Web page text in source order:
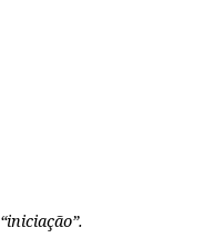
“iniciação”.